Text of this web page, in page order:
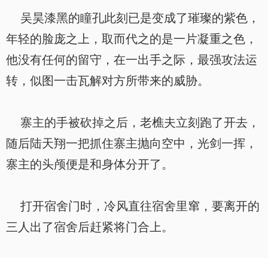
吴昊漆黑的瞳孔此刻已是变成了璀璨的紫色，
年轻的脸庞之上，取而代之的是一片凝重之色，
他没有任何的留守，在一出手之际，最强攻法运
转，似图一击瓦解对方所带来的威胁。
寨主的手被砍掉之后，老樵夫立刻跑了开去，
随后陆天翔一把抓住寨主抛向空中，光剑一挥，
寨主的头颅便是和身体分开了。
打开宿舍门时，冷风直往宿舍里窜，要离开的
三人出了宿舍后赶紧将门合上。